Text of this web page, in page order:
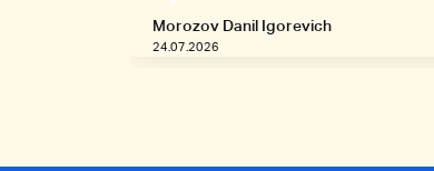
Morozov Danil Igorevich
24.07.2026